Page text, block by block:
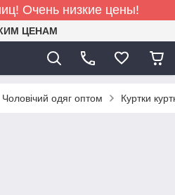
Очень низкие цены!
ЦЕНАМ
Чоловічий одяг оптом Куртки